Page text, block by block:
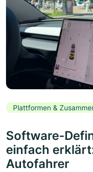
Plattformen &
Software-
einfach
Autofahrer